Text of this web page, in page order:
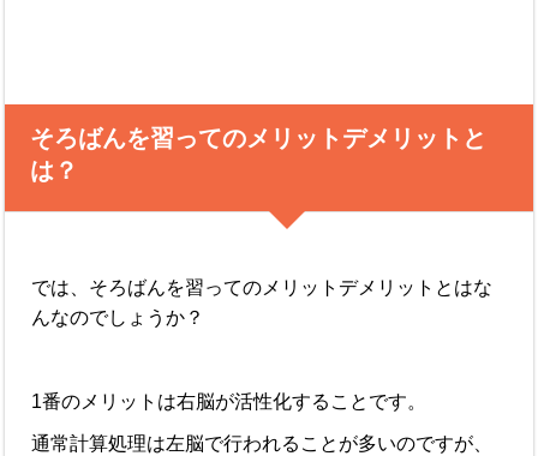
そろばんを習ってのメリットデメリットと
は？
では、そろばんを習ってのメリットデメリットとはな
んなのでしょうか？
1番のメリットは右脳が活性化することです。
通常計算処理は左脳で行われることが多いのですが、